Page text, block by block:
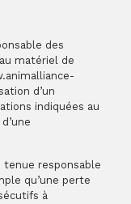
des
matériel de
d’un
indiquées au
responsable
qu’une perte
à